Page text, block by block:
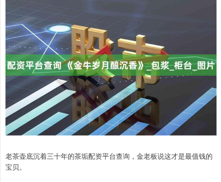
老茶壶底沉着三十年的茶垢配资平台查询，金老板说这才是最值钱的
宝贝。